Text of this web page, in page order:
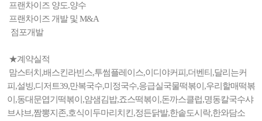
프랜차이즈 양도.양수
프랜차이즈 개발 및 M&A
점포개발
★계약실적
맘스터치,배스킨라빈스,투썸플레이스,이디야커피,더벤티,달리는커
피,설빙,디저트39,만복국수,미정국수,응급실국물떡볶이,우리할매떡볶
이,동대문엽기떡볶이,얌샘김밥,죠스떡볶이,돈까스클럽,명동칼국수샤
브샤브,짬뽕지존,호식이두마리치킨,정든닭발,한솥도시락,한와담소